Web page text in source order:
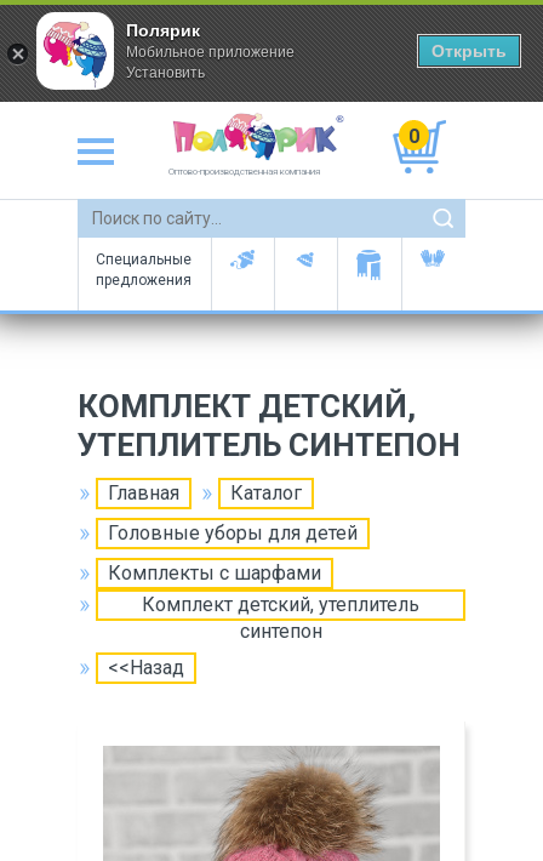
Оптово-производственная компания
0
Специальные
предложения
КОМПЛЕКТ ДЕТСКИЙ,
УТЕПЛИТЕЛЬ СИНТЕПОН
Главная
Каталог
Головные уборы для детей
Комплекты с шарфами
Комплект детский, утеплитель
синтепон
<<Назад
Полярик
Мобильное приложение
Установить
Открыть